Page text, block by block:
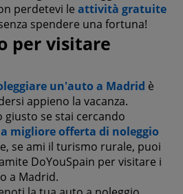
perdetevi le attività gratuite
spendere una fortuna!
per visitare
un'auto a Madrid è
appieno la vacanza.
giusto se stai cercando
migliore offerta di noleggio
se ami il turismo rurale, puoi
DoYouSpain per visitare i
a Madrid.